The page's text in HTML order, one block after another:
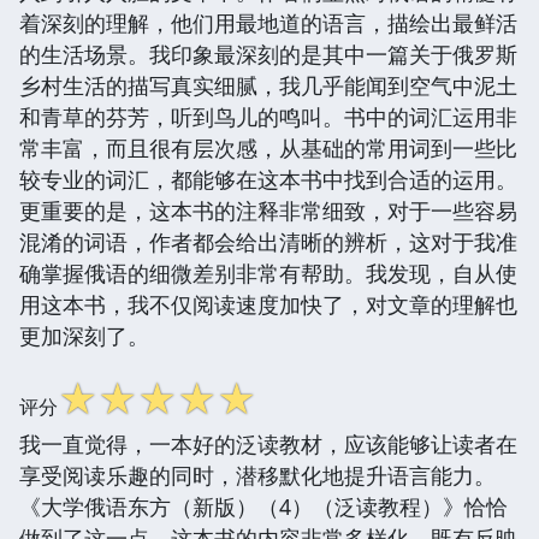
着深刻的理解，他们用最地道的语言，描绘出最鲜活
的生活场景。我印象最深刻的是其中一篇关于俄罗斯
乡村生活的描写真实细腻，我几乎能闻到空气中泥土
和青草的芬芳，听到鸟儿的鸣叫。书中的词汇运用非
常丰富，而且很有层次感，从基础的常用词到一些比
较专业的词汇，都能够在这本书中找到合适的运用。
更重要的是，这本书的注释非常细致，对于一些容易
混淆的词语，作者都会给出清晰的辨析，这对于我准
确掌握俄语的细微差别非常有帮助。我发现，自从使
用这本书，我不仅阅读速度加快了，对文章的理解也
更加深刻了。
评分☆☆☆☆☆
我一直觉得，一本好的泛读教材，应该能够让读者在
享受阅读乐趣的同时，潜移默化地提升语言能力。
《大学俄语东方（新版）（4）（泛读教程）》恰恰